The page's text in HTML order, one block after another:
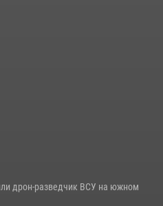
года
дрон-разведчик ВСУ на южном